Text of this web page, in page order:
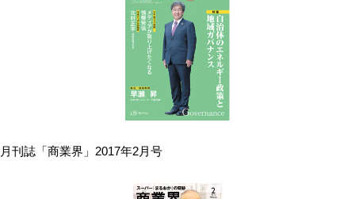
月刊誌「商業界」2017年2月号